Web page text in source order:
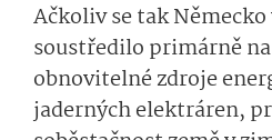
Ačkoliv se tak
soustředilo primárně
obnovitelné zdroje
jaderných elektráren,